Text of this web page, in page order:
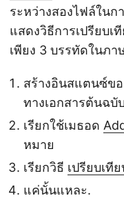
ระหว่างสองไฟล์ในก
แสดงวิธีการเปรียบเ
เพียง 3 บรรทัดในภา
สร้างอินสแตนซ์ข
ทางเอกสารต้นฉบั
เรียกใช้เมธอด
หมาย
เรียกวิธี เปรียบเที
แค่นั้นแหละ.